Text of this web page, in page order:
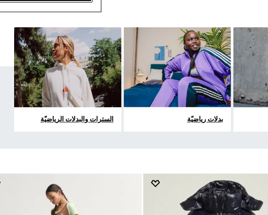
بدلات رياضيّة السترات والبدلات الرياضيّة